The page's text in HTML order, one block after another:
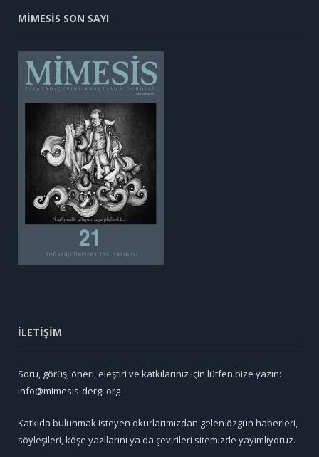
MİMESİS SON SAYI
İLETİŞİM
Soru, görüş, öneri, eleştiri ve katkılarınız için lütfen bize yazın:
info@mimesis-dergi.org
Katkıda bulunmak isteyen okurlarımızdan gelen özgün haberleri,
söyleşileri, köşe yazılarını ya da çevirileri sitemizde yayımlıyoruz.